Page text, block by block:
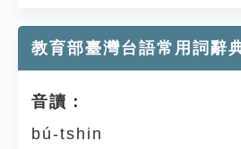
教育部臺灣台語常用詞辭
音讀：
bú-tshin